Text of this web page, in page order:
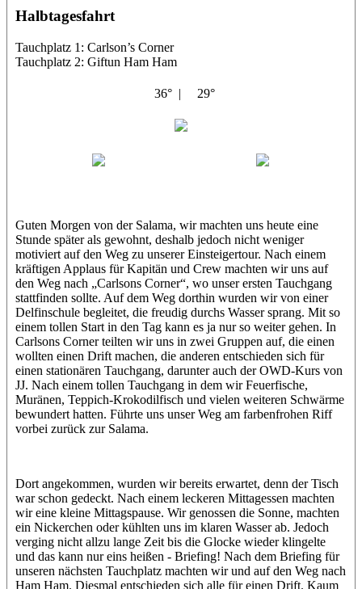
Halbtagesfahrt
Tauchplatz 1: Carlson’s Corner
Tauchplatz 2: Giftun Ham Ham
36° | 29°
Guten Morgen von der Salama, wir machten uns heute eine
Stunde später als gewohnt, deshalb jedoch nicht weniger
motiviert auf den Weg zu unserer Einsteigertour. Nach einem
kräftigen Applaus für Kapitän und Crew machten wir uns auf
den Weg nach „Carlsons Corner“, wo unser ersten Tauchgang
stattfinden sollte. Auf dem Weg dorthin wurden wir von einer
Delfinschule begleitet, die freudig durchs Wasser sprang. Mit so
einem tollen Start in den Tag kann es ja nur so weiter gehen. In
Carlsons Corner teilten wir uns in zwei Gruppen auf, die einen
wollten einen Drift machen, die anderen entschieden sich für
einen stationären Tauchgang, darunter auch der OWD-Kurs von
JJ. Nach einem tollen Tauchgang in dem wir Feuerfische,
Muränen, Teppich-Krokodilfisch und vielen weiteren Schwärme
bewundert hatten. Führte uns unser Weg am farbenfrohen Riff
vorbei zurück zur Salama.
Dort angekommen, wurden wir bereits erwartet, denn der Tisch
war schon gedeckt. Nach einem leckeren Mittagessen machten
wir eine kleine Mittagspause. Wir genossen die Sonne, machten
ein Nickerchen oder kühlten uns im klaren Wasser ab. Jedoch
verging nicht allzu lange Zeit bis die Glocke wieder klingelte
und das kann nur eins heißen - Briefing! Nach dem Briefing für
unseren nächsten Tauchplatz machten wir und auf den Weg nach
Ham Ham. Diesmal entschieden sich alle für einen Drift. Kaum